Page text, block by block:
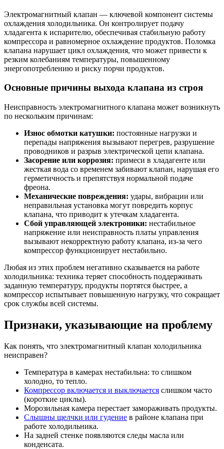
Электромагнитный клапан — ключевой компонент системы
охлаждения холодильника. Он контролирует подачу
хладагента к испарителю, обеспечивая стабильную работу
компрессора и равномерное охлаждение продуктов. Поломка
клапана нарушает цикл охлаждения, что может привести к
резким колебаниям температуры, повышенному
энергопотреблению и риску порчи продуктов.
Основные причины выхода клапана из строя
Неисправность электромагнитного клапана может возникнуть
по нескольким причинам:
Износ обмотки катушки: постоянные нагрузки и
перепады напряжения вызывают перегрев, разрушение
проводников и разрыв электрической цепи клапана.
Засорение или коррозия: примеси в хладагенте или
жесткая вода со временем забивают клапан, нарушая его
герметичность и препятствуя нормальной подаче
фреона.
Механические повреждения: удары, вибрации или
неправильная установка могут повредить корпус
клапана, что приводит к утечкам хладагента.
Сбой управляющей электроники: нестабильное
напряжение или неисправность платы управления
вызывают некорректную работу клапана, из-за чего
компрессор функционирует нестабильно.
Любая из этих проблем негативно сказывается на работе
холодильника: техника теряет способность поддерживать
заданную температуру, продукты портятся быстрее, а
компрессор испытывает повышенную нагрузку, что сокращает
срок службы всей системы.
Признаки, указывающие на проблему
Как понять, что электромагнитный клапан холодильника
неисправен?
Температура в камерах нестабильна: то слишком
холодно, то тепло.
Компрессор включается и выключается слишком часто
(короткие циклы).
Морозильная камера перестает замораживать продукты.
Слышны щелчки или гудение в районе клапана при
работе холодильника.
На задней стенке появляются следы масла или
конденсата.